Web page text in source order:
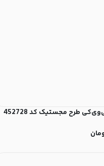
طرح مجستیک کد 452728